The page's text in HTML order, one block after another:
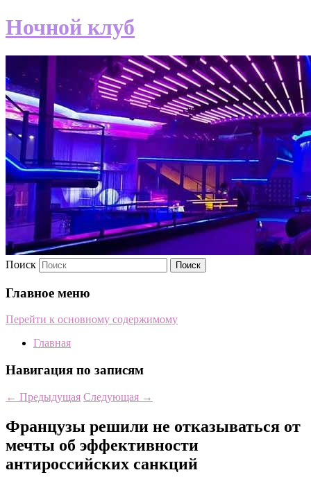
Ночной клуб
Поиск
Главное меню
Перейти к основному содержимому
Главная
Навигация по записям
← Предыдущая Следующая →
Французы решили не отказываться от
мечты об эффективности
антироссийских санкций